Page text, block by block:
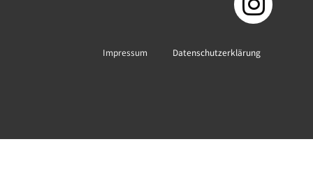
Impressum Datenschutzerklärung